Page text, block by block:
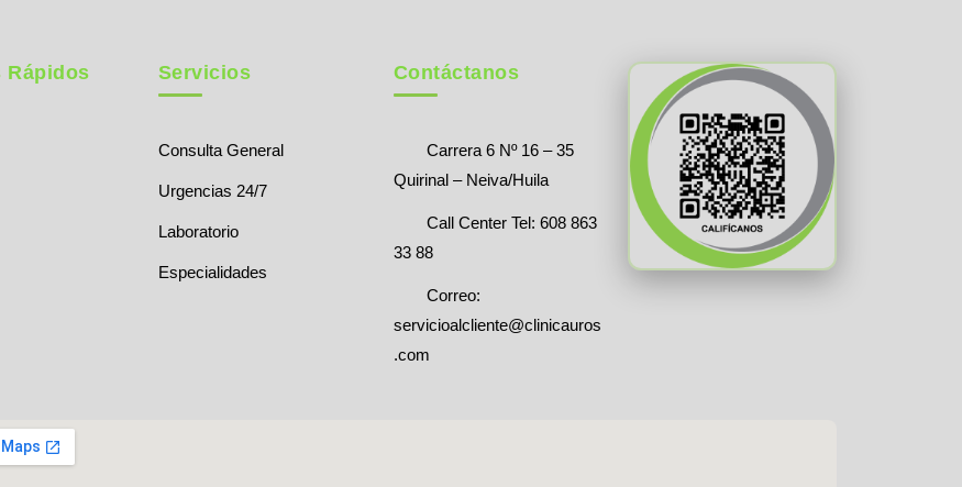
Rápidos Servicios
Consulta General
Urgencias 24/7
Laboratorio
Especialidades
Contáctanos
Carrera 6 Nº 16 – 35
Quirinal – Neiva/Huila
Call Center Tel: 608 863
33 88
Correo:
servicioalcliente@clinicauros
.com